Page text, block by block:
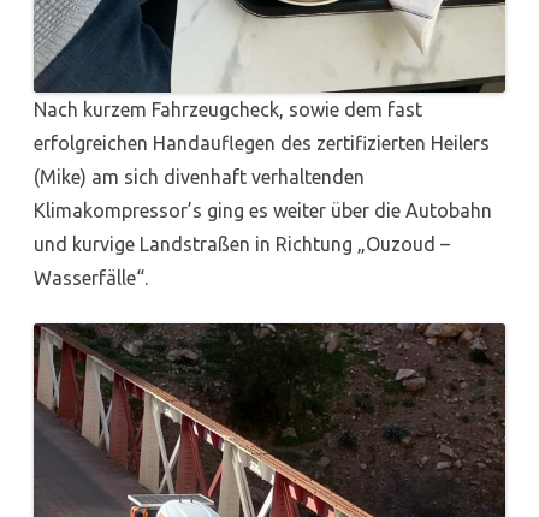
Nach kurzem Fahrzeugcheck, sowie dem fast
erfolgreichen Handauflegen des zertifizierten Heilers
(Mike) am sich divenhaft verhaltenden
Klimakompressor’s ging es weiter über die Autobahn
und kurvige Landstraßen in Richtung „Ouzoud –
Wasserfälle“.